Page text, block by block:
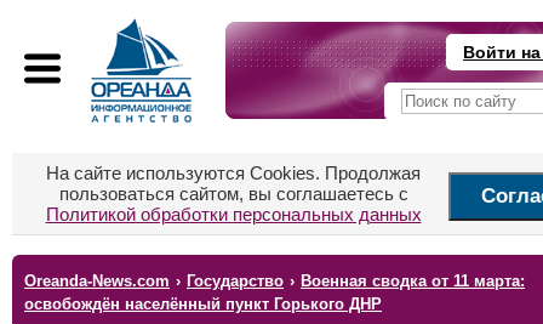
Войти
На сайте используются Cookies. Продолжая
пользоваться сайтом, вы соглашаетесь с
Политикой обработки персональных данных
Oreanda-News.com › Государство › Военная сводка от 11 марта:
освобождён населённый пункт Горького ДНР